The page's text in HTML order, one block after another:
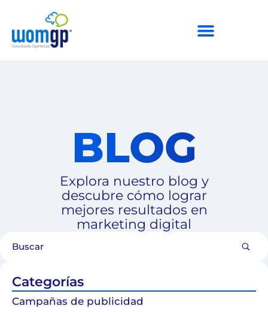
BLOG
Explora nuestro blog y
descubre cómo lograr
mejores resultados en
marketing digital
Categorías
Campañas de publicidad